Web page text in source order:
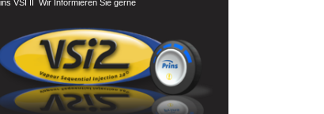
VSI II Wir Informieren Sie gerne